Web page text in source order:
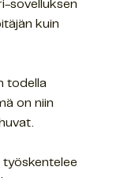
sovelluksen
kuin
todella
on niin